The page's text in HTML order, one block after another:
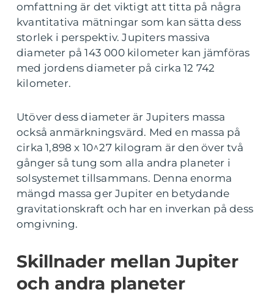
omfattning är det viktigt att titta på några
kvantitativa mätningar som kan sätta dess
storlek i perspektiv. Jupiters massiva
diameter på 143 000 kilometer kan jämföras
med jordens diameter på cirka 12 742
kilometer.
Utöver dess diameter är Jupiters massa
också anmärkningsvärd. Med en massa på
cirka 1,898 x 10^27 kilogram är den över två
gånger så tung som alla andra planeter i
solsystemet tillsammans. Denna enorma
mängd massa ger Jupiter en betydande
gravitationskraft och har en inverkan på dess
omgivning.
Skillnader mellan Jupiter
och andra planeter